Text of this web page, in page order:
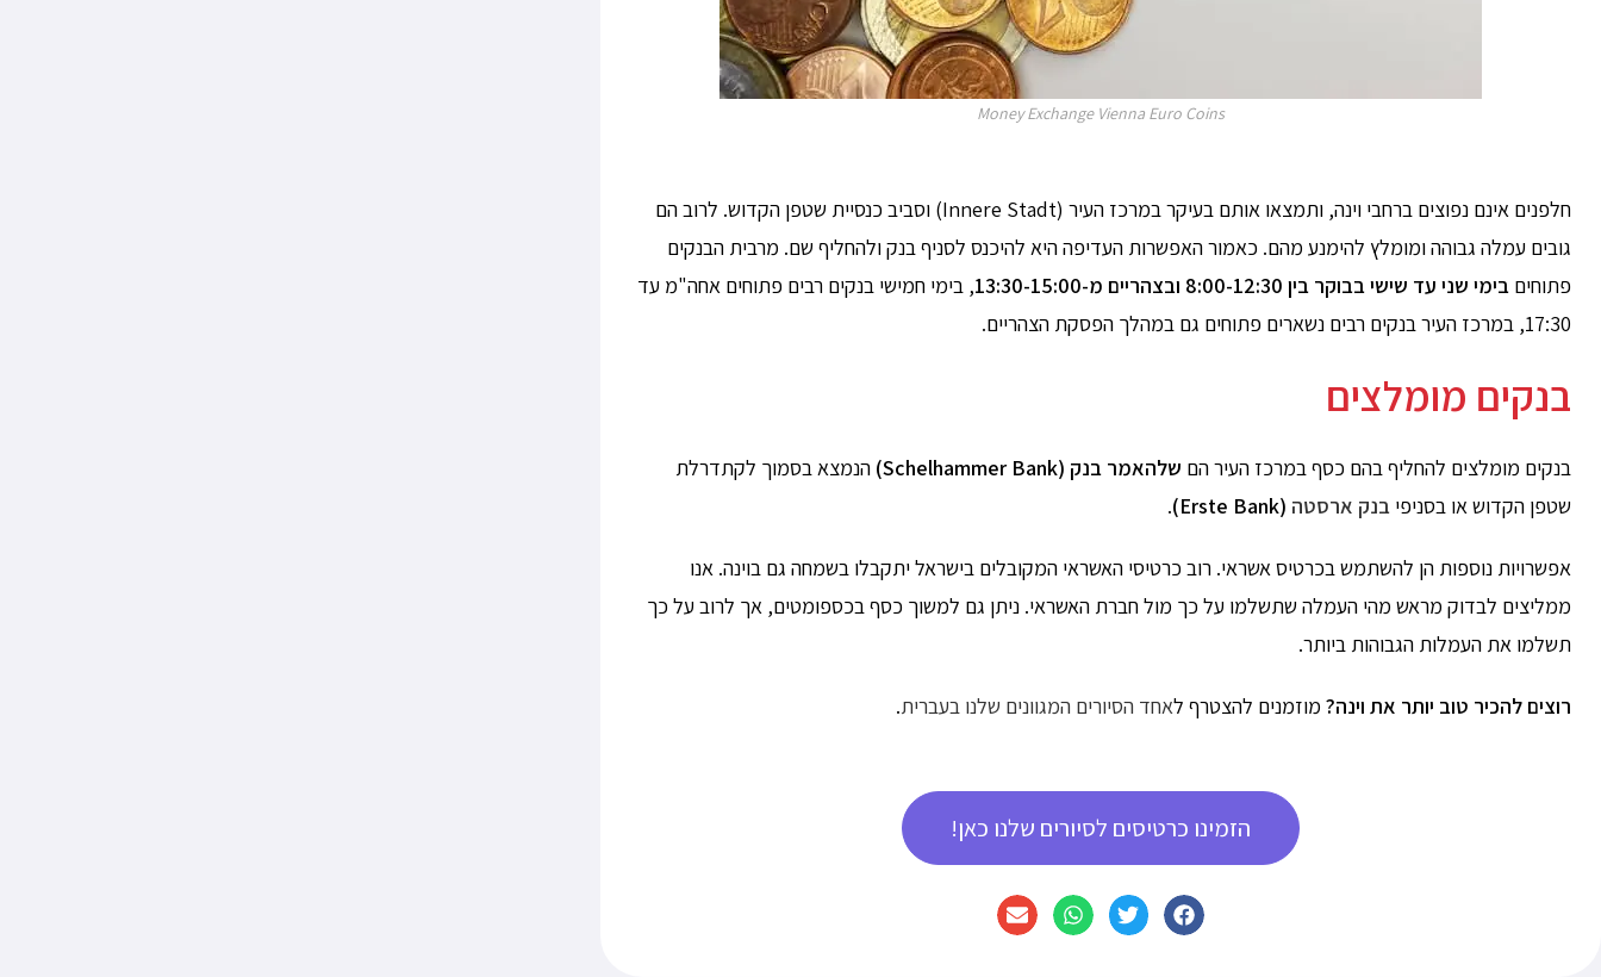
Money Exchange Vienna Euro Coins
חלפנים אינם נפוצים ברחבי וינה, ותמצאו אותם בעיקר במרכז העיר (Innere Stadt) וסביב כנסיית שטפן הקדוש. לרוב הם
גובים עמלה גבוהה ומומלץ להימנע מהם. כאמור האפשרות העדיפה היא להיכנס לסניף בנק ולהחליף שם. מרבית הבנקים
פתוחים בימי שני עד שישי בבוקר בין 8:00-12:30 ובצהריים מ-13:30-15:00
, בימי חמישי בנקים רבים פתוחים אחה"מ עד
17:30, במרכז העיר בנקים רבים נשארים פתוחים גם במהלך הפסקת הצהריים.
בנקים מומלצים
בנקים מומלצים להחליף בהם כסף במרכז העיר הם שלהאמר בנק (Schelhammer Bank)
הנמצא בסמוך לקתדרלת
שטפן הקדוש או בסניפי בנק ארסטה (Erste Bank)
.
אפשרויות נוספות הן להשתמש בכרטיס אשראי. רוב כרטיסי האשראי המקובלים בישראל יתקבלו בשמחה גם בוינה. אנו
ממליצים לבדוק מראש מהי העמלה שתשלמו על כך מול חברת האשראי. ניתן גם למשוך כסף בכספומטים, אך לרוב על כך
תשלמו את העמלות הגבוהות ביותר.
רוצים להכיר טוב יותר את וינה? מוזמנים להצטרף לאחד הסיורים המגוונים שלנו בעברית.
הזמינו כרטיסים לסיורים שלנו כאן!